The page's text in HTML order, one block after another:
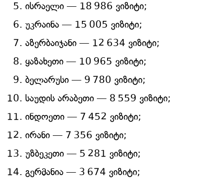
ისრაელი — 18 986 ვიზიტი;
უკრაინა — 15 005 ვიზიტი;
აზერბაიჯანი — 12 634 ვიზიტი;
ყაზახეთი — 10 965 ვიზიტი;
ბელარუსი — 9 780 ვიზიტი;
საუდის არაბეთი — 8 559 ვიზიტი;
ინდოეთი — 7 452 ვიზიტი;
ირანი — 7 356 ვიზიტი;
უზბეკეთი — 5 281 ვიზიტი;
გერმანია — 3 674 ვიზიტი;